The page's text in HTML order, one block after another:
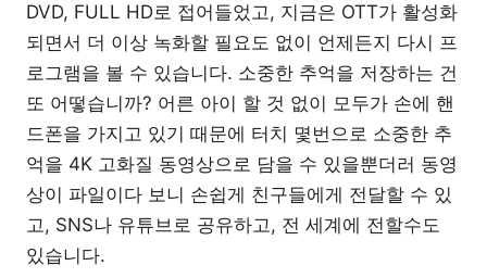
DVD, FULL HD로 접어들었고, 지금은 OTT가 활성화
되면서 더 이상 녹화할 필요도 없이 언제든지 다시 프
로그램을 볼 수 있습니다. 소중한 추억을 저장하는 건
또 어떻습니까? 어른 아이 할 것 없이 모두가 손에 핸
드폰을 가지고 있기 때문에 터치 몇번으로 소중한 추
억을 4K 고화질 동영상으로 담을 수 있을뿐더러 동영
상이 파일이다 보니 손쉽게 친구들에게 전달할 수 있
고, SNS나 유튜브로 공유하고, 전 세계에 전할수도
있습니다.